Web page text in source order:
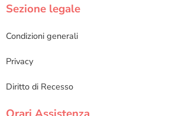
Sezione legale
Condizioni generali
Privacy
Diritto di Recesso